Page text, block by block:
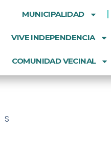
MUNICIPALIDAD
VIVE INDEPENDENCIA
COMUNIDAD VECINAL